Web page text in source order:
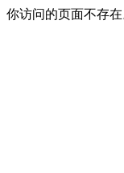
你访问的页面不存在